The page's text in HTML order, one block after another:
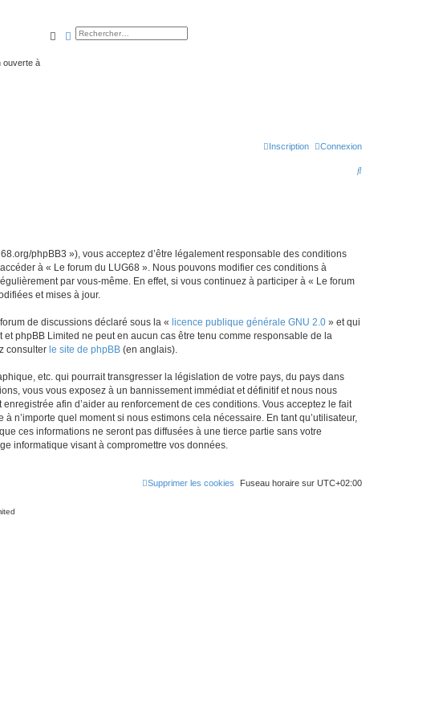
ouverte à
Rechercher
Recherche avancée
Connexion
Inscription
R
phpBB3 »), vous acceptez d’être légalement responsable des conditions
à « Le forum du LUG68 ». Nous pouvons modifier ces conditions à
par vous-même. En effet, si vous continuez à participer à « Le forum
et mises à jour.
de discussions déclaré sous la « licence publique générale GNU 2.0 » et qui
phpBB Limited ne peut en aucun cas être tenu comme responsable de la
consulter le site de phpBB (en anglais).
etc. qui pourrait transgresser la législation de votre pays, du pays dans
vous vous exposez à un bannissement immédiat et définitif et nous nous
afin d’aider au renforcement de ces conditions. Vous acceptez le fait
n’importe quel moment si nous estimons cela nécessaire. En tant qu’utilisateur,
ces informations ne seront pas diffusées à une tierce partie sans votre
informatique visant à compromettre vos données.
Fuseau horaire sur UTC+02:00
Supprimer les cookies